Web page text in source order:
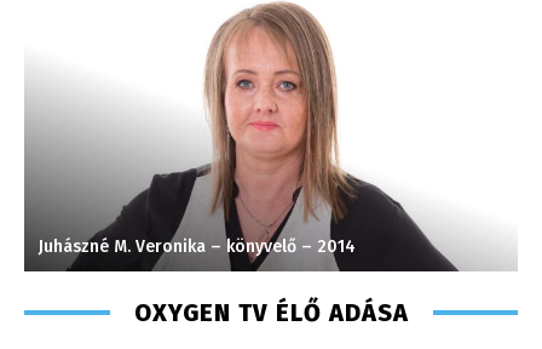
Juhászné M. Veronika – könyvelő – 2014
OXYGEN TV ÉLŐ ADÁSA